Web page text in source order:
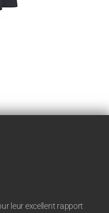
leur excellent rapport